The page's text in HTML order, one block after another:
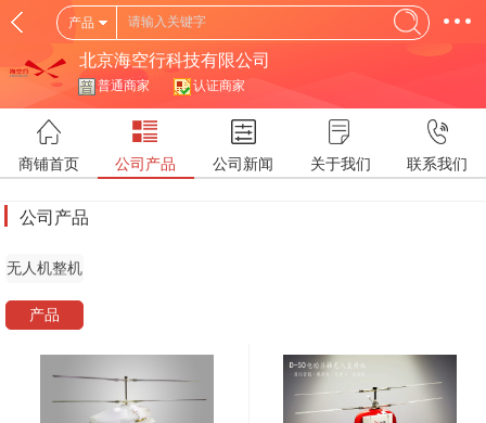
产品
北京海空行科技有限公司
普通商家 认证商家
商铺首页 公司产品 公司新闻 关于我们 联系我们
公司产品
无人机整机
产品